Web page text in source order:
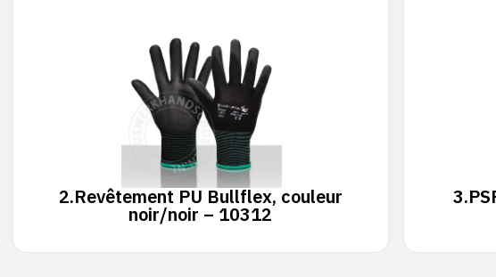
2.Revêtement PU Bullflex, couleur
noir/noir – 10312
3.